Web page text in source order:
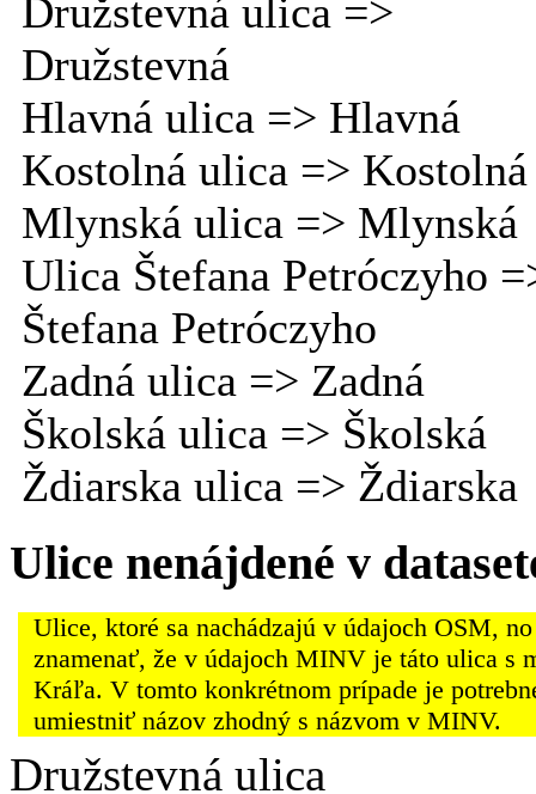
Družstevná ulica =>
Družstevná
Hlavná ulica => Hlavná
Kostolná ulica => Kostolná
Mlynská ulica => Mlynská
Ulica Štefana Petróczyho
Štefana Petróczyho
Zadná ulica => Zadná
Školská ulica => Školská
Ždiarska ulica => Ždiarska
Ulice nenájdené v
Ulice, ktoré sa nachádzajú v údajoch OSM,
znamenať, že v údajoch MINV je táto ulica s
Kráľa. V tomto konkrétnom prípade je
umiestniť názov zhodný s názvom v MINV.
Družstevná ulica